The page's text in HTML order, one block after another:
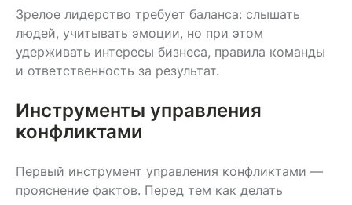
Зрелое лидерство требует баланса: слышать
людей, учитывать эмоции, но при этом
удерживать интересы бизнеса, правила команды
и ответственность за результат.
Инструменты управления
конфликтами
Первый инструмент управления конфликтами —
прояснение фактов. Перед тем как делать